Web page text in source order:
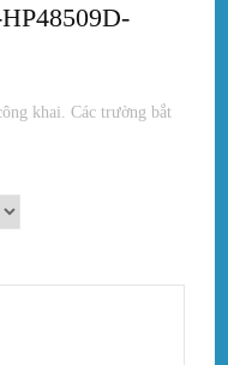
khai. Các trường bắt